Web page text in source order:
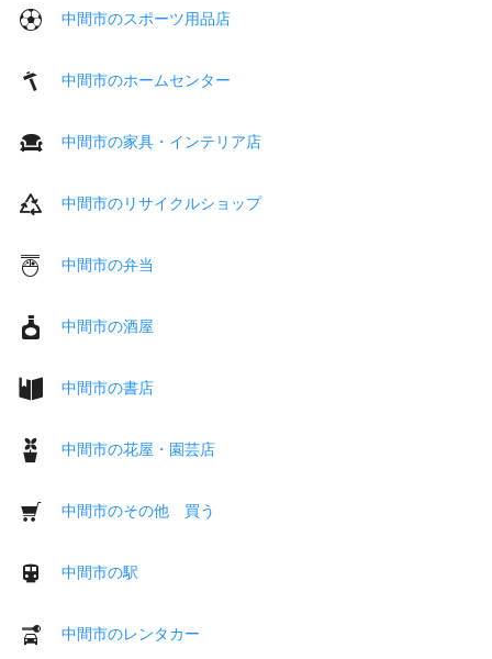
中間市のスポーツ用品店
中間市のホームセンター
中間市の家具・インテリア店
中間市のリサイクルショップ
中間市の弁当
中間市の酒屋
中間市の書店
中間市の花屋・園芸店
中間市のその他 買う
中間市の駅
中間市のレンタカー